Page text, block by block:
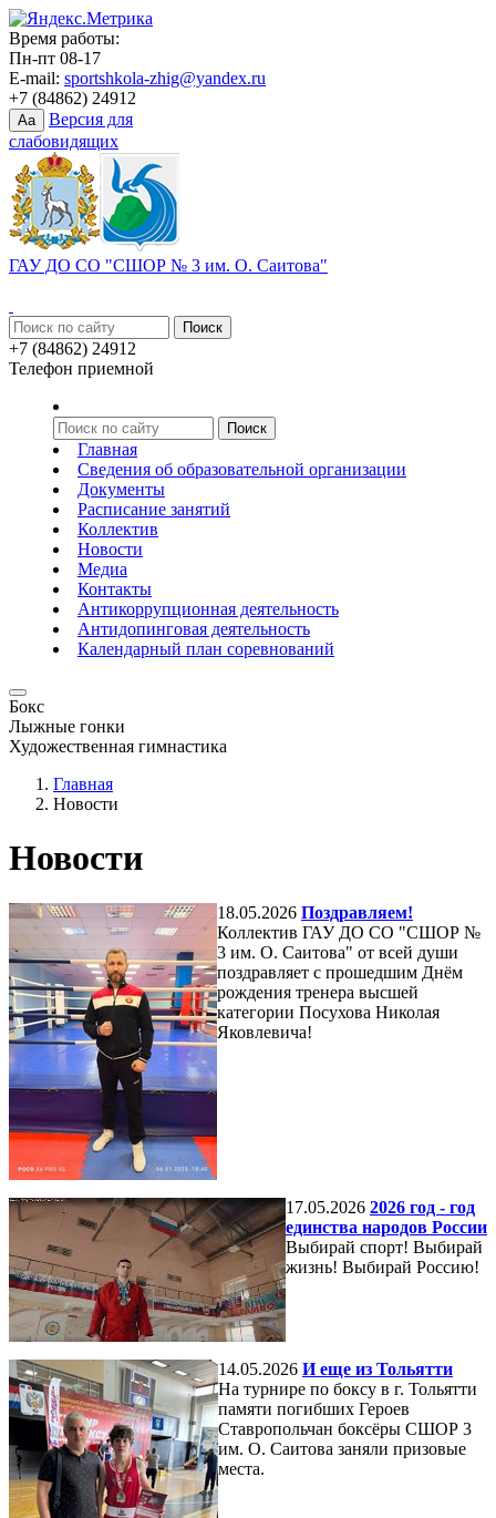
Время работы:
Пн-пт 08-17
E-mail: sportshkola-zhig@yandex.ru
+7 (84862) 24912
Aa
Версия для
слабовидящих
ГАУ ДО СО "СШОР № 3 им. О. Саитова"
+7 (84862) 24912
Телефон приемной
Главная
Сведения об образовательной организации
Документы
Расписание занятий
Коллектив
Новости
Медиа
Контакты
Антикоррупционная деятельность
Антидопинговая деятельность
Календарный план соревнований
Бокс
Лыжные гонки
Художественная гимнастика
Главная
Новости
Новости
18.05.2026 Поздравляем!
Коллектив ГАУ ДО СО "СШОР №
3 им. О. Саитова" от всей души
поздравляет с прошедшим Днём
рождения тренера высшей
категории Посухова Николая
Яковлевича!
17.05.2026 2026 год - год
единства народов России
Выбирай спорт! Выбирай
жизнь! Выбирай Россию!
14.05.2026 И еще из Тольятти
На турнире по боксу в г. Тольятти
памяти погибших Героев
Ставропольчан боксёры СШОР 3
им. О. Саитова заняли призовые
места.